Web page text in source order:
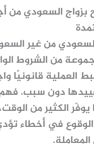
بزواج السعودي من
من غير
من الشروط
قانونيًا
دون سبب.
يوفّر الكثير من
في أخطاء